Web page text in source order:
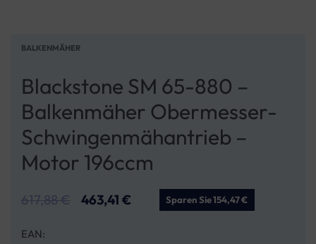
BALKENMÄHER
Blackstone SM 65-880 –
Balkenmäher Obermesser-
Schwingenmähantrieb –
Motor 196ccm
617,88€ 463,41 € Sparen Sie 154,47 €
EAN: